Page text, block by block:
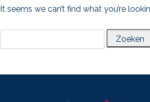
It seems we can’t find what you’re
naar: